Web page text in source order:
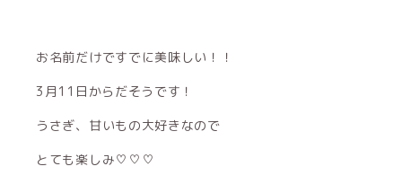
お名前だけですでに美味しい！！
3月11日からだそうです！
うさぎ、甘いもの大好きなので
とても楽しみ♡♡♡